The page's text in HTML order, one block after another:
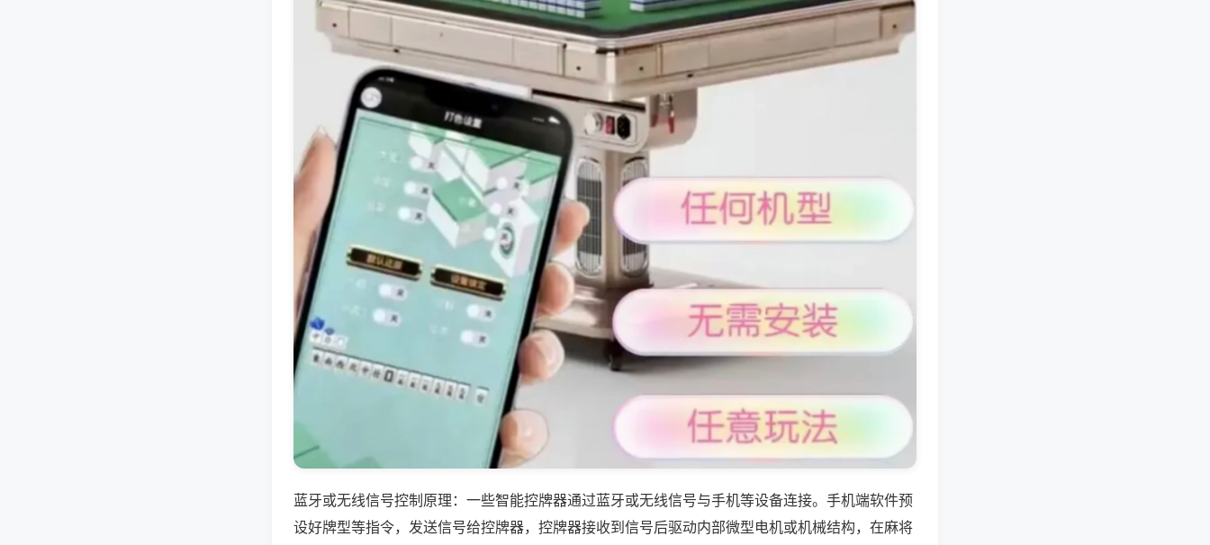
蓝牙或无线信号控制原理：一些智能控牌器通过蓝牙或无线信号与手机等设备连接。手机端软件预
设好牌型等指令，发送信号给控牌器，控牌器接收到信号后驱动内部微型电机或机械结构，在麻将